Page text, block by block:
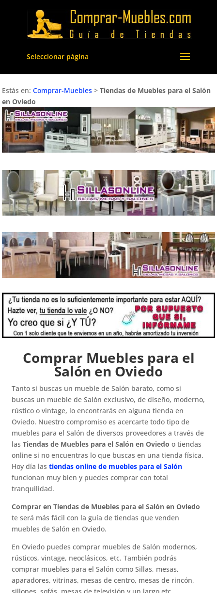
Seleccionar página
Estás en:Comprar-Muebles >Tiendas de Muebles para el Salón
en Oviedo
Comprar Muebles para el
Salón en Oviedo
Tanto si buscas un mueble de Salón barato, como si
buscas un mueble de Salón exclusivo, de diseño, moderno,
rústico o vintage, lo encontrarás en alguna tienda en
Oviedo. Nuestro compromiso es acercarte todo tipo de
muebles para el Salón de diversos proveedores a través de
lasTiendas de Muebles para el Salón en Oviedo o tiendas
online si no encuentras lo que buscas en una tienda física.
Hoy día lastiendas online de muebles para el Salón
funcionan muy bien y puedes comprar con total
tranquilidad.
Comprar en Tiendas de Muebles para el Salón en Oviedo
te será más fácil con la guía de tiendas que venden
muebles de Salón en Oviedo.
En Oviedo puedes comprar muebles de Salón modernos,
rústicos, vintage, neoclásicos, etc. También podrás
comprar muebles para el Salón como Sillas, mesas,
aparadores, vitrinas, mesas de centro, mesas de rincón,